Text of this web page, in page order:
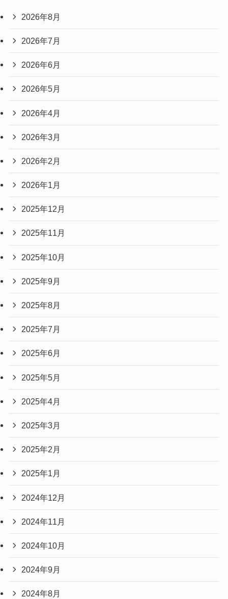
2026年8月
2026年7月
2026年6月
2026年5月
2026年4月
2026年3月
2026年2月
2026年1月
2025年12月
2025年11月
2025年10月
2025年9月
2025年8月
2025年7月
2025年6月
2025年5月
2025年4月
2025年3月
2025年2月
2025年1月
2024年12月
2024年11月
2024年10月
2024年9月
2024年8月